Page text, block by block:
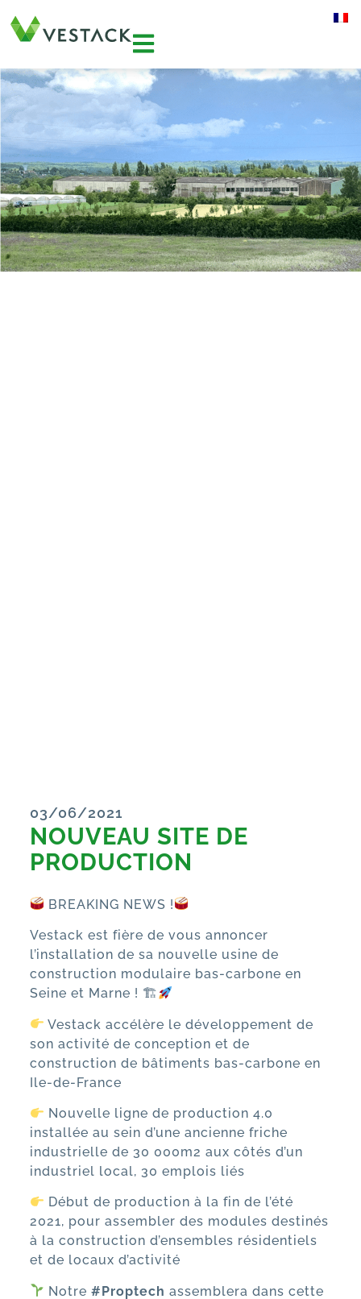
03/06/2021
NOUVEAU SITE DE
PRODUCTION
BREAKING NEWS !
Vestack est fière de vous annoncer
l’installation de sa nouvelle usine de
construction modulaire bas-carbone en
Seine et Marne ! 🏗
Vestack accélère le développement de
son activité de conception et de
construction de bâtiments bas-carbone en
Ile-de-France
Nouvelle ligne de production 4.0
installée au sein d’une ancienne friche
industrielle de 30 000m2 aux côtés d’un
industriel local, 30 emplois liés
Début de production à la fin de l’été
2021, pour assembler des modules destinés
à la construction d’ensembles résidentiels
et de locaux d’activité
Notre #Proptech assemblera dans cette